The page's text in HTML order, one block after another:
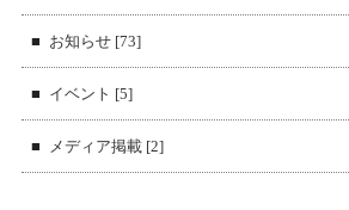
お知らせ [73]
イベント [5]
メディア掲載 [2]